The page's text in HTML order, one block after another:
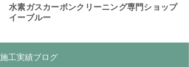
​水素ガスカーボンクリーニング専門ショップ
イーブルー
施工実績ブログ